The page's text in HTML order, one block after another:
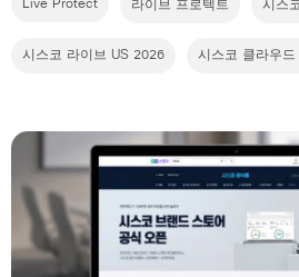
Live Protect 라이브 프로텍트 시스
시스코 라이브 US 2026 시스코 클라우드